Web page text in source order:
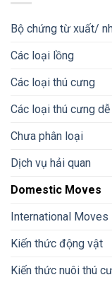
Bộ chứng từ xuất/
Các loại lồng
Các loại thú cưng
Các loại thú cưng
Chưa phân loại
Dịch vụ hải quan
Domestic Moves
International Moves
Kiến thức động vật
Kiến thức nuôi thú